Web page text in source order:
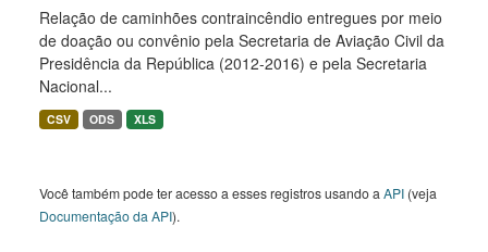
Relação de caminhões contraincêndio entregues por meio
de doação ou convênio pela Secretaria de Aviação Civil da
Presidência da República (2012-2016) e pela Secretaria
Nacional...
CSV ODS XLS
Você também pode ter acesso a esses registros usando a API (veja
Documentação da API).